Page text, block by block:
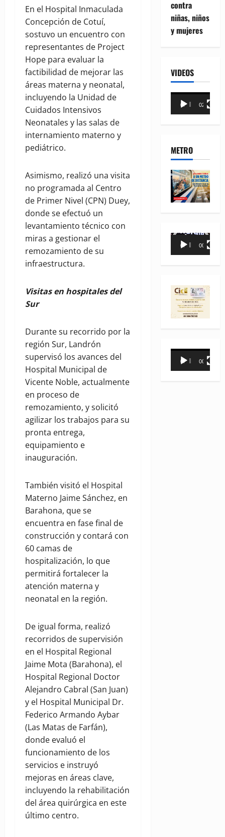
En el Hospital Inmaculada
Concepción de Cotuí,
sostuvo un encuentro con
representantes de Project
Hope para evaluar la
factibilidad de mejorar las
áreas materna y neonatal,
incluyendo la Unidad de
Cuidados Intensivos
Neonatales y las salas de
internamiento materno y
pediátrico.
Asimismo, realizó una visita
no programada al Centro
de Primer Nivel (CPN) Duey,
donde se efectuó un
levantamiento técnico con
miras a gestionar el
remozamiento de su
infraestructura.
Visitas en hospitales del
Sur
Durante su recorrido por la
región Sur, Landrón
supervisó los avances del
Hospital Municipal de
Vicente Noble, actualmente
en proceso de
remozamiento, y solicitó
agilizar los trabajos para su
pronta entrega,
equipamiento e
inauguración.
También visitó el Hospital
Materno Jaime Sánchez, en
Barahona, que se
encuentra en fase final de
construcción y contará con
60 camas de
hospitalización, lo que
permitirá fortalecer la
atención materna y
neonatal en la región.
De igual forma, realizó
recorridos de supervisión
en el Hospital Regional
Jaime Mota (Barahona), el
Hospital Regional Doctor
Alejandro Cabral (San Juan)
y el Hospital Municipal Dr.
Federico Armando Aybar
(Las Matas de Farfán),
donde evaluó el
funcionamiento de los
servicios e instruyó
mejoras en áreas clave,
incluyendo la rehabilitación
del área quirúrgica en este
último centro.
contra
niñas, niños
y mujeres
VIDEOS
Reproductor
00:00 02:18
METRO
Reproductor
00:00 00:35
Reproductor
00:00 00:31